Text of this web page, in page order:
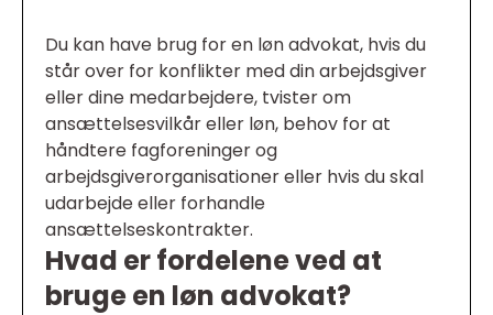
Du kan have brug for en løn advokat, hvis du
står over for konflikter med din arbejdsgiver
eller dine medarbejdere, tvister om
ansættelsesvilkår eller løn, behov for at
håndtere fagforeninger og
arbejdsgiverorganisationer eller hvis du skal
udarbejde eller forhandle
ansættelseskontrakter.
Hvad er fordelene ved at
bruge en løn advokat?